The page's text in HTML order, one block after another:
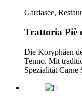
Gardasee,
Trattoria Piè
Die Koryphäen
Tenno. Mit
Spezialität